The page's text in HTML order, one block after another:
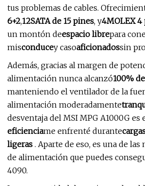
tus problemas de cables.
6+2,12SATA de 15 pines, y4MOLEX 4
un montón deespacio librepara
misconducey casoaficionadossin
Además, gracias al margen de
alimentación nunca alcanzó100%
manteniendo el ventilador de la
alimentación moderadamente
desventaja del MSI MPG A1000G es
eficienciame enfrenté durante
ligeras . Aparte de eso, es una de
de alimentación que puedes
4090.